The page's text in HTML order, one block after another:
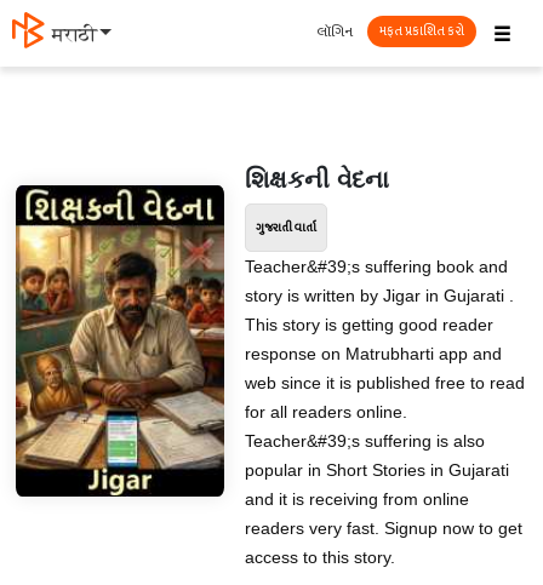
मराठी ☰
લૉગિન મફત પ્રકાશિત કરો
શિક્ષકની વેદના
ગુજરાતી વાર્તા
Teacher&#39;s suffering book and
story is written by Jigar in Gujarati .
This story is getting good reader
response on Matrubharti app and
web since it is published free to read
for all readers online.
Teacher&#39;s suffering is also
popular in Short Stories in Gujarati
and it is receiving from online
readers very fast. Signup now to get
access to this story.